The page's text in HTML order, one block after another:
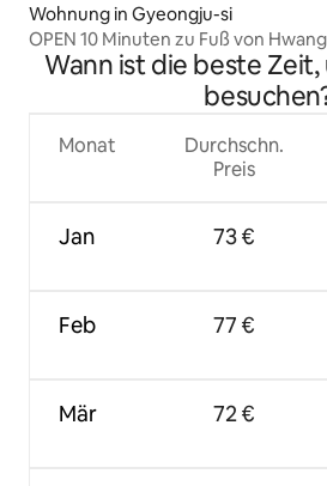
Wohnung in Gyeongju-si
OPEN 10 Minuten zu Fuß von
Französisches Einfamilienhaus
Familien 10 Personen · 3 Zimmer · 2
Wann ist die beste Zeit,
Monat
Jan
Feb
Mär
Durchschn.
Preis
73 €
77 €
72 €